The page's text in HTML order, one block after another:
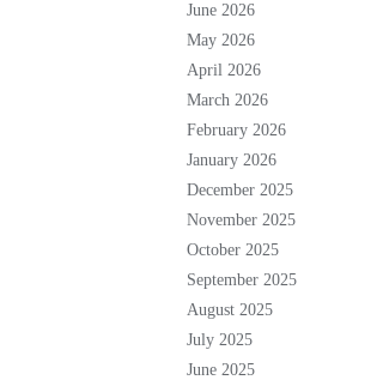
June 2026
May 2026
April 2026
March 2026
February 2026
January 2026
December 2025
November 2025
October 2025
September 2025
August 2025
July 2025
June 2025